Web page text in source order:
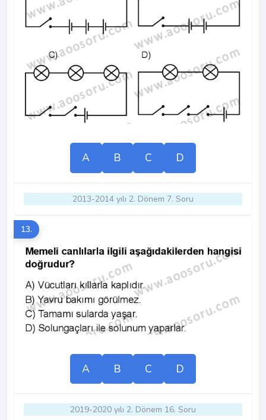
A B C D
2013-2014 yılı 2. Dönem 7. Soru
13.
A B C D
2019-2020 yılı 2. Dönem 16. Soru